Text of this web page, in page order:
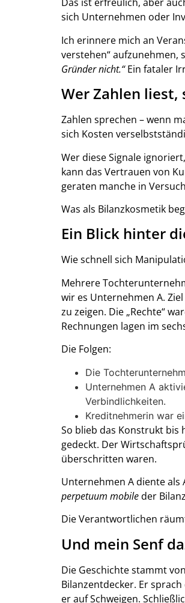
sich Unternehmen oder
Ich erinnere mich an
verstehen“ aufzunehmen,
Gründer nicht.“Ein fataler
Wer Zahlen
Zahlen sprechen – wenn
sich Kosten
Wer diese Signale
kann das Vertrauen von
geraten manche in
Was als Bilanzkosmetik
Ein Blick hinter
Wie schnell sich
Mehrere
wir es Unternehmen A.
zu zeigen. Die „Rechte“
Rechnungen lagen im
Die Folgen:
Die
Unternehmen A
Verbindlichkeiten.
Kreditnehmerin war
So blieb das Konstrukt bis
gedeckt. Der
überschritten waren.
Unternehmen A diente als
perpetuum mobileder
Die Verantwortlichen
Und mein Senf
Die Geschichte stammt
Bilanzentdecker. Er
er auf Schweigen.